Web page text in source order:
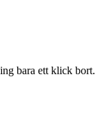
bara ett klick bort.